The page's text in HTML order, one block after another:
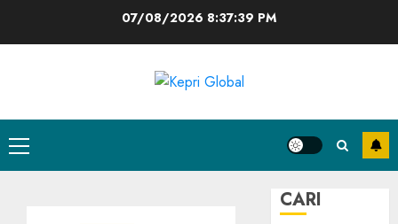
07/08/2026 8:37:40 PM
Primary
Menu
CARI